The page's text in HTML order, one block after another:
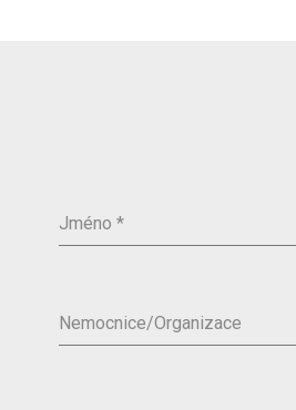
Jméno *
Nemocnice/Organizace